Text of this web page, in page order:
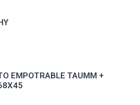
EMPOTRABLE TAUMM +